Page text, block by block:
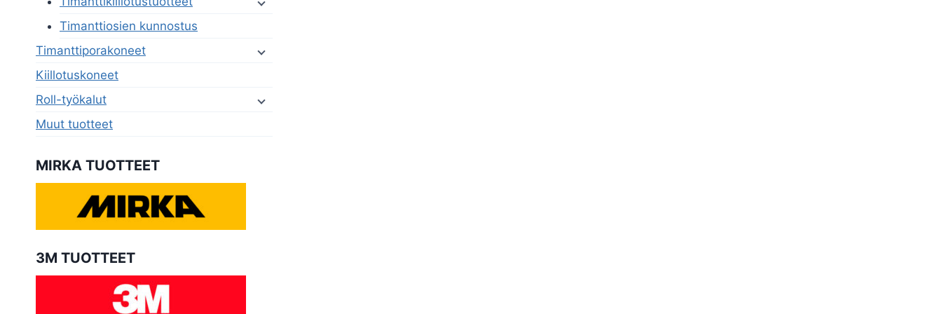
Timanttiosien kunnostus
Timanttiporakoneet
Kiillotuskoneet
Roll-työkalut
Muut tuotteet
MIRKA TUOTTEET
3M TUOTTEET